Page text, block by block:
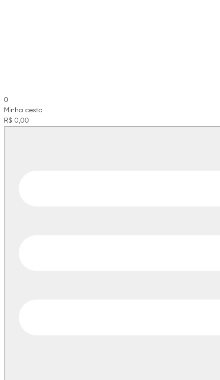
0
Minha cesta
R$ 0,00